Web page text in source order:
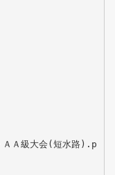
ＡＡ級大会(短水路).p